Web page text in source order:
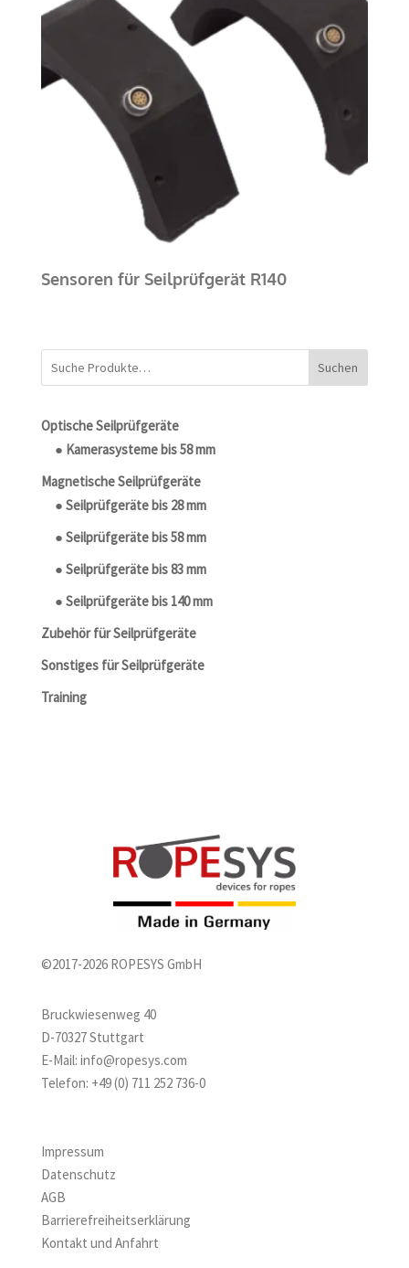
Sensoren für Seilprüfgerät R140
Suchen
Optische Seilprüfgeräte
● Kamerasysteme bis 58 mm
Magnetische Seilprüfgeräte
● Seilprüfgeräte bis 28 mm
● Seilprüfgeräte bis 58 mm
● Seilprüfgeräte bis 83 mm
● Seilprüfgeräte bis 140 mm
Zubehör für Seilprüfgeräte
Sonstiges für Seilprüfgeräte
Training
©2017-2026 ROPESYS GmbH
Bruckwiesenweg 40
D-70327 Stuttgart
E-Mail: info@ropesys.com
Telefon: +49 (0) 711 252 736-0
Impressum
Datenschutz
AGB
Barrierefreiheitserklärung
Kontakt und Anfahrt